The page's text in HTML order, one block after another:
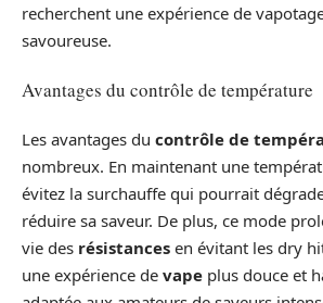
recherchent une expérience de
savoureuse.
Avantages du contrôle de température
Les avantages du contrôle de
nombreux. En maintenant une
évitez la surchauffe qui pourrait
réduire sa saveur. De plus, ce mode
vie des résistances en évitant les dry
une expérience de vape plus douce et